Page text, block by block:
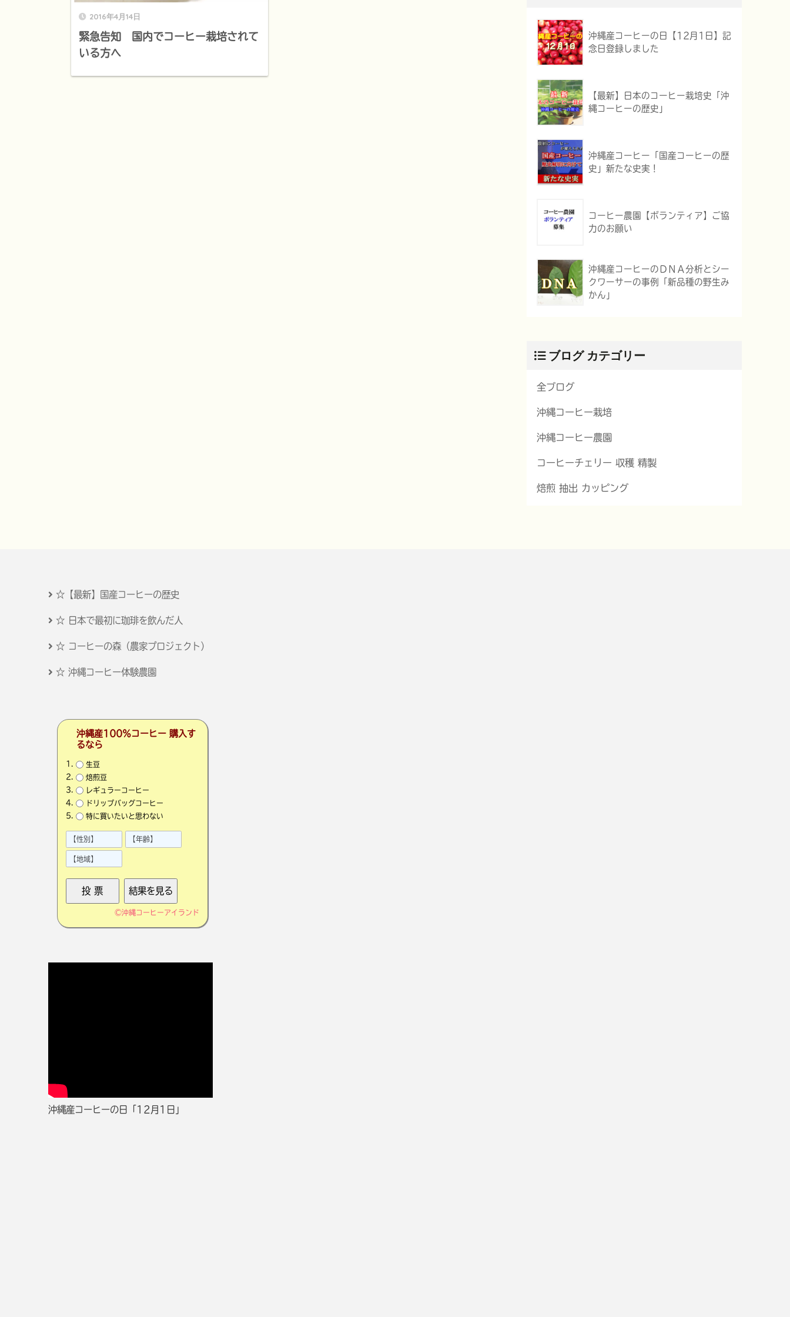
2016年4月14日
緊急告知 国内でコーヒー栽培されて
いる方へ
沖縄産コーヒーの日【12月1日】記
念日登録しました
【最新】日本のコーヒー栽培史「沖
縄コーヒーの歴史」
沖縄産コーヒー「国産コーヒーの歴
史」新たな史実！
コーヒー農園【ボランティア】ご協
力のお願い
沖縄産コーヒーのＤＮＡ分析とシー
クワーサーの事例「新品種の野生み
かん」
ブログ カテゴリー
全ブログ
沖縄コーヒー栽培
沖縄コーヒー農園
コーヒーチェリー 収穫 精製
焙煎 抽出 カッピング
☆【最新】国産コーヒーの歴史
☆ 日本で最初に珈琲を飲んだ人
☆ コーヒーの森（農家プロジェクト）
☆ 沖縄コーヒー体験農園
沖縄産100％コーヒー 購入す
るなら
生豆
焙煎豆
レギュラーコーヒー
ドリップバッグコーヒー
特に買いたいと思わない
©沖縄コーヒーアイランド
沖縄産コーヒーの日「12月1日」